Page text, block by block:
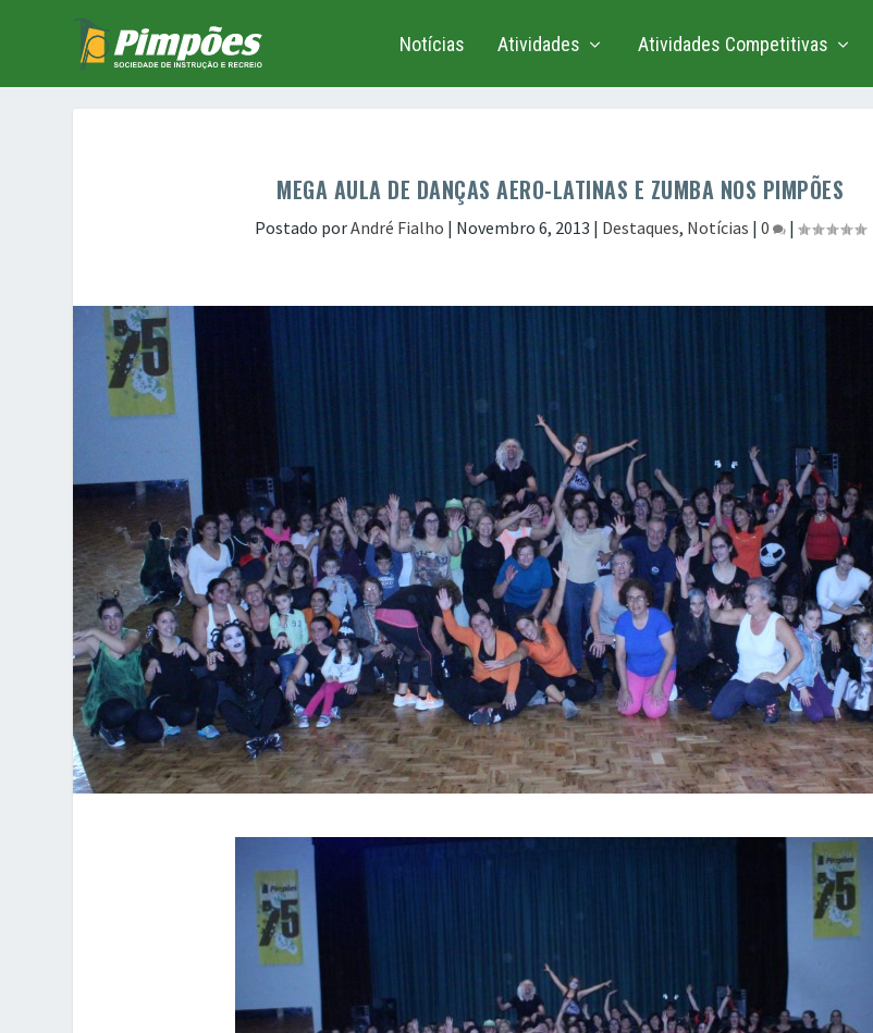
Notícias Atividades Atividades Competitivas
MEGA AULA DE DANÇAS AERO-LATINAS E ZUMBA NOS PIMPÕES
Postado porAndré Fialho | Novembro 6, 2013 | Destaques, Notícias |0 |